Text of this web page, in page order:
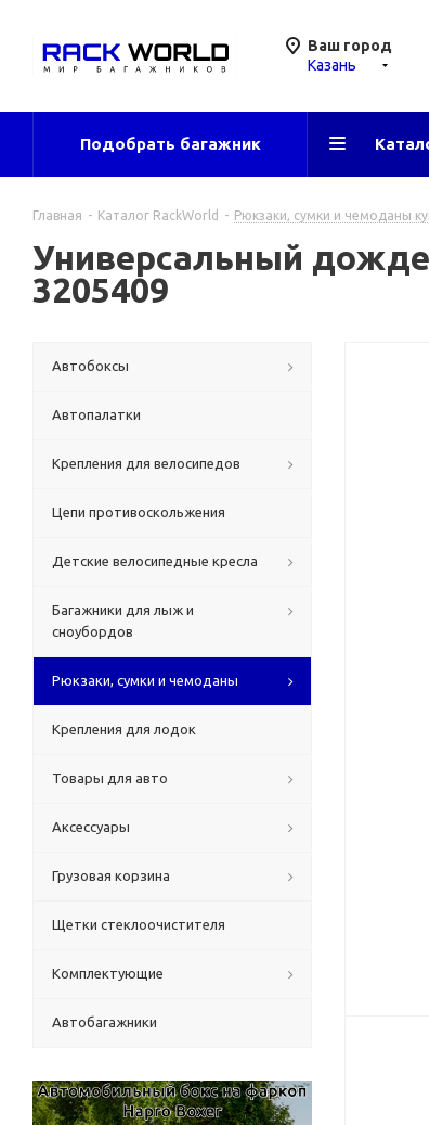
Ваш город
Казань
Подобрать багажник
Главная - Каталог RackWorld - Рюкзаки, сумки и чемоданы
Универсальный
3205409
Автобоксы
Автопалатки
Крепления для велосипедов
Цепи противоскольжения
Детские велосипедные кресла
Багажники для лыж и
сноубордов
Рюкзаки, сумки и чемоданы
Крепления для лодок
Товары для авто
Аксессуары
Грузовая корзина
Щетки стеклоочистителя
Комплектующие
Автобагажники